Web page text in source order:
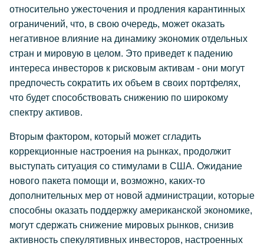
относительно ужесточения и продления карантинных
ограничений, что, в свою очередь, может оказать
негативное влияние на динамику экономик отдельных
стран и мировую в целом. Это приведет к падению
интереса инвесторов к рисковым активам - они могут
предпочесть сократить их объем в своих портфелях,
что будет способствовать снижению по широкому
спектру активов.
Вторым фактором, который может сгладить
коррекционные настроения на рынках, продолжит
выступать ситуация со стимулами в США. Ожидание
нового пакета помощи и, возможно, каких-то
дополнительных мер от новой администрации, которые
способны оказать поддержку американской экономике,
могут сдержать снижение мировых рынков, снизив
активность спекулятивных инвесторов, настроенных